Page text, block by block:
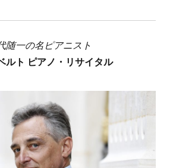
随一の名ピアニスト
ルト ピアノ・リサイタル